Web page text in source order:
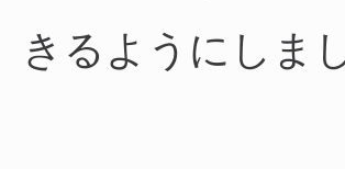
きるようにしま